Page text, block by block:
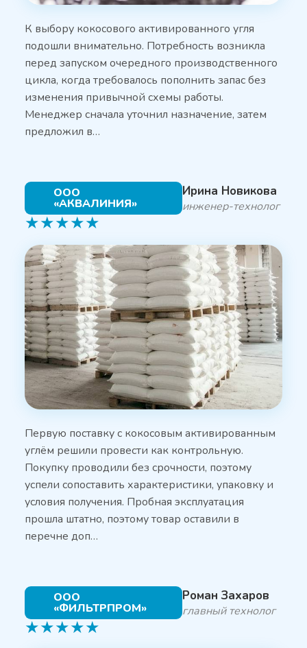
К выбору кокосового активированного угля
подошли внимательно. Потребность возникла
перед запуском очередного производственного
цикла, когда требовалось пополнить запас без
изменения привычной схемы работы.
Менеджер сначала уточнил назначение, затем
предложил в…
ООО
«АКВАЛИНИЯ»
Ирина Новикова
инженер-технолог
★★★★★
Первую поставку с кокосовым активированным
углём решили провести как контрольную.
Покупку проводили без срочности, поэтому
успели сопоставить характеристики, упаковку и
условия получения. Пробная эксплуатация
прошла штатно, поэтому товар оставили в
перечне доп…
ООО
«ФИЛЬТРПРОМ»
Роман Захаров
главный технолог
★★★★★